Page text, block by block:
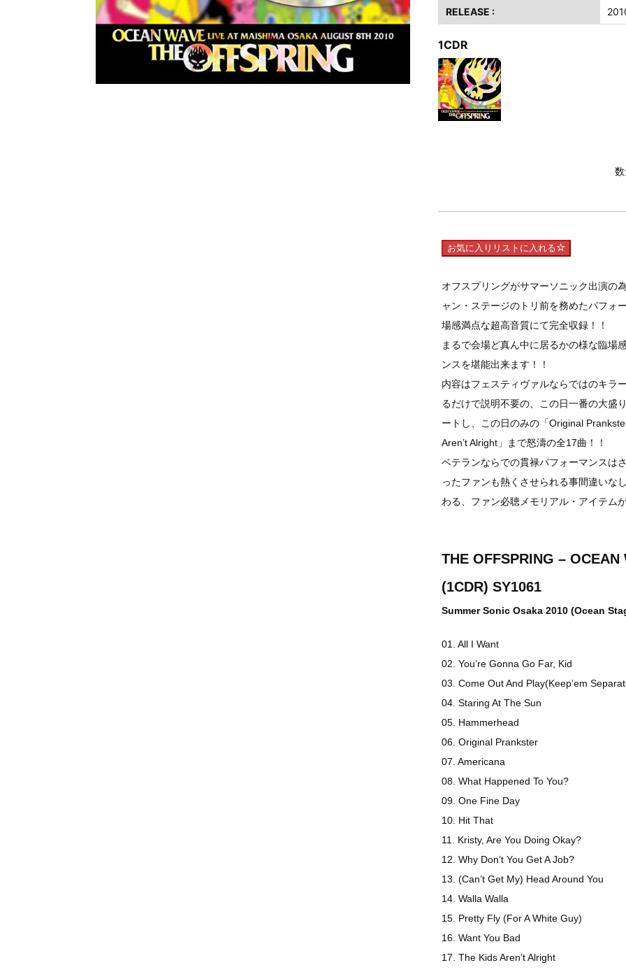
RELEASE :
1CDR
お気に入りリストに入れる
オフスプリングがサマーソニック出演の
ャン・ステージのトリ前を務めたパフォ
場感満点な超高音質にて完全収録！！
まるで会場ど真ん中に居るかの様な臨場
ンスを堪能出来ます！！
内容はフェスティヴァルならではのキラ
るだけで説明不要の、この日一番の大盛
ートし、この日のみの「Original
Aren’t Alright」まで怒濤の全17曲！！
ベテランならでの貫禄パフォーマンスは
ったファンも熱くさせられる事間違いな
わる、ファン必聴メモリアル・アイテム
THE OFFSPRING – OCEAN
(1CDR) SY1061
Summer Sonic Osaka 2010 (Ocean
01. All I Want
02. You’re Gonna Go Far, Kid
03. Come Out And Play(Keep‘em
04. Staring At The Sun
05. Hammerhead
06. Original Prankster
07. Americana
08. What Happened To You?
09. One Fine Day
10. Hit That
11. Kristy, Are You Doing Okay?
12. Why Don’t You Get A Job?
13. (Can’t Get My) Head Around You
14. Walla Walla
15. Pretty Fly (For A White Guy)
16. Want You Bad
17. The Kids Aren’t Alright